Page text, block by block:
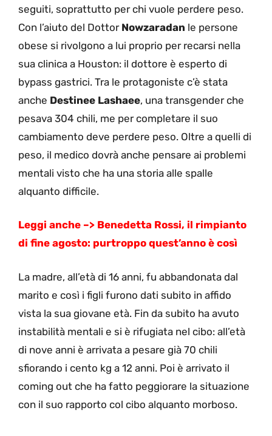
seguiti, soprattutto per chi vuole perdere peso.
Con l’aiuto del Dottor Nowzaradan le persone
obese si rivolgono a lui proprio per recarsi nella
sua clinica a Houston: il dottore è esperto di
bypass gastrici. Tra le protagoniste c’è stata
anche Destinee Lashaee, una transgender che
pesava 304 chili, me per completare il suo
cambiamento deve perdere peso. Oltre a quelli di
peso, il medico dovrà anche pensare ai problemi
mentali visto che ha una storia alle spalle
alquanto difficile.
Leggi anche –> Benedetta Rossi, il rimpianto
di fine agosto: purtroppo quest’anno è così
La madre, all’età di 16 anni, fu abbandonata dal
marito e così i figli furono dati subito in affido
vista la sua giovane età. Fin da subito ha avuto
instabilità mentali e si è rifugiata nel cibo: all’età
di nove anni è arrivata a pesare già 70 chili
sfiorando i cento kg a 12 anni. Poi è arrivato il
coming out che ha fatto peggiorare la situazione
con il suo rapporto col cibo alquanto morboso.